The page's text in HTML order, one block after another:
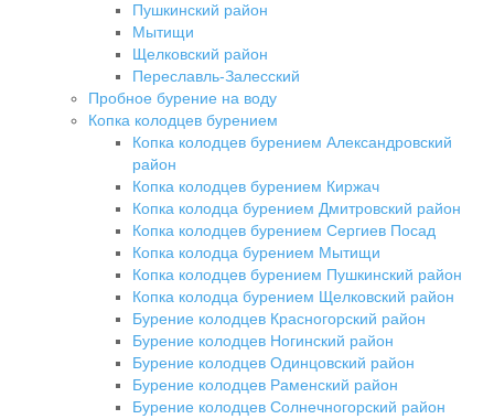
Пушкинский район
Мытищи
Щелковский район
Переславль-Залесский
Пробное бурение на воду
Копка колодцев бурением
Копка колодцев бурением Александровский
район
Копка колодцев бурением Киржач
Копка колодца бурением Дмитровский район
Копка колодцев бурением Сергиев Посад
Копка колодца бурением Мытищи
Копка колодцев бурением Пушкинский район
Копка колодца бурением Щелковский район
Бурение колодцев Красногорский район
Бурение колодцев Ногинский район
Бурение колодцев Одинцовский район
Бурение колодцев Раменский район
Бурение колодцев Солнечногорский район